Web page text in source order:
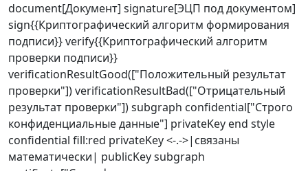
document[Документ] signature[ЭЦП под документом]
sign{{Криптографический алгоритм формирования
подписи}} verify{{Криптографический алгоритм
проверки подписи}}
verificationResultGood(["Положительный результат
проверки"]) verificationResultBad(["Отрицательный
результат проверки"]) subgraph confidential["Строго
конфиденциальные данные"] privateKey end style
confidential fill:red privateKey <-.->|связаны
математически| publicKey subgraph